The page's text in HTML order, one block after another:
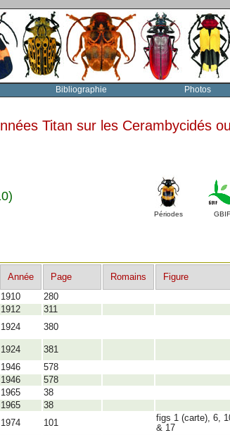
Bibliographie Photos
Titan sur les Cerambycidés
Périodes GBIF
Année Page Romains Figure
1910 280
1912 311
1924 380
1924 381
1946 578
1946 578
1965 38
1965
38
1974 101
figs 1 (carte), 6,
& 17